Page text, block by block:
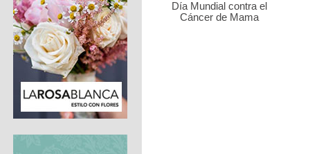
Día Mundial contra el
Cáncer de Mama